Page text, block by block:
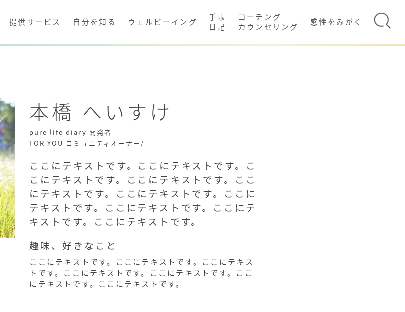
提供サービス 自分を知る ウェルビーイング
手帳
日記
コーチング
カウンセリング
感性をみがく
本橋 へいすけ
pure life diary 開発者
FOR YOU コミュニティオーナー/
ここにテキストです。ここにテキストです。こ
こにテキストです。ここにテキストです。ここ
にテキストです。ここにテキストです。ここに
テキストです。ここにテキストです。ここにテ
キストです。ここにテキストです。
趣味、好きなこと
ここにテキストです。ここにテキストです。ここにテキス
トです。ここにテキストです。ここにテキストです。ここ
にテキストです。ここにテキストです。